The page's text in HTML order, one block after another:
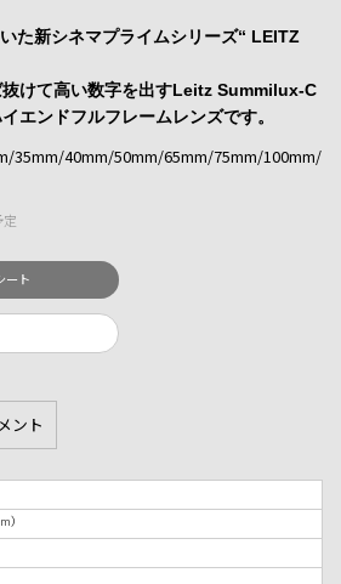
た新シネマプライムシリーズ“ LEITZ
抜けて高い数字を出すLeitz Summilux-C
エンドフルフレームレンズです。
35mm/40mm/50mm/65mm/75mm/100mm/
ート
ント
）